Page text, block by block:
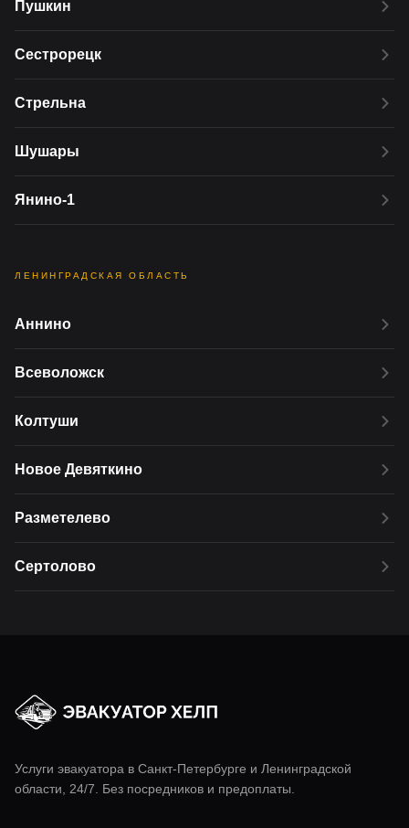
Пушкин
Сестрорецк
Стрельна
Шушары
Янино-1
ЛЕНИНГРАДСКАЯ ОБЛАСТЬ
Аннино
Всеволожск
Колтуши
Новое Девяткино
Разметелево
Сертолово
Услуги эвакуатора в Санкт-Петербурге и Ленинградской
области, 24/7. Без посредников и предоплаты.